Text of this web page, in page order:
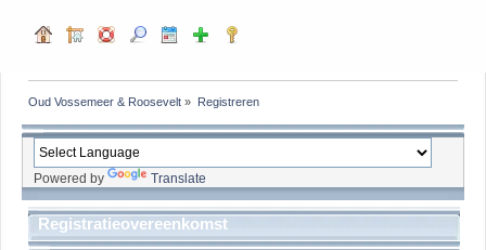
Oud Vossemeer & Roosevelt » Registreren
Powered by Translate
Registratieovereenkomst